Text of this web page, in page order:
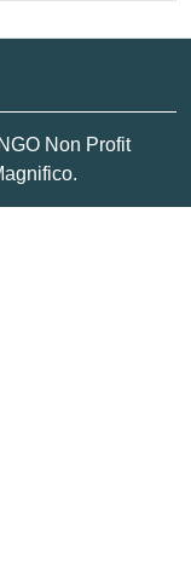
NGO Non Profit